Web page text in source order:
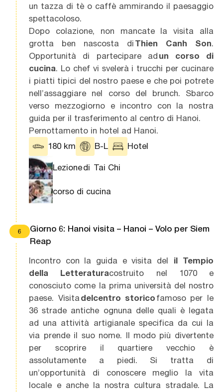
un tazza di tè o caffè ammirando il paesaggio
spettacoloso.
Dopo colazione, non mancate la visita alla
grotta ben nascosta di Thien Canh Son.
Opportunità di partecipare ad un corso di
cucina. Lo chef vi svelerà i trucchi per cucinare
i piatti tipici del nostro paese e che poi potrete
nell’assaggiare nel corso del brunch. Sbarco
verso mezzogiorno e incontro con la nostra
guida per il trasferimento al centro di Hanoi.
Pernottamento in hotel ad Hanoi.
180 km
B-L Hotel
Lezione di Tai Chi
corso di cucina
6
Giorno 6: Hanoi visita – Hanoi – Volo per Siem
Reap
Incontro con la guida e visita del il Tempio
della Letteraturacostruito nel 1070 e
conosciuto come la prima università del nostro
paese. Visita del centro storico famoso per le
36 strade antiche ognuna delle quali è legata
ad una attività artigianale specifica da cui la
via prende il suo nome. Il modo più divertente
per scoprire il quartiere vecchio è
assolutamente a piedi. Si tratta di
un’opportunità di conoscere meglio la vita
locale e anche la nostra cultura stradale. La